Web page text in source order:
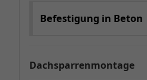
Befestigung in Beton
Dachsparrenmontage